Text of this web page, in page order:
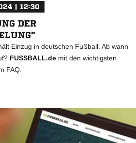
| 12:30
DER
Einzug in deutschen Fußball. Ab wann
FUSSBALL.de mit den wichtigsten
FAQ.